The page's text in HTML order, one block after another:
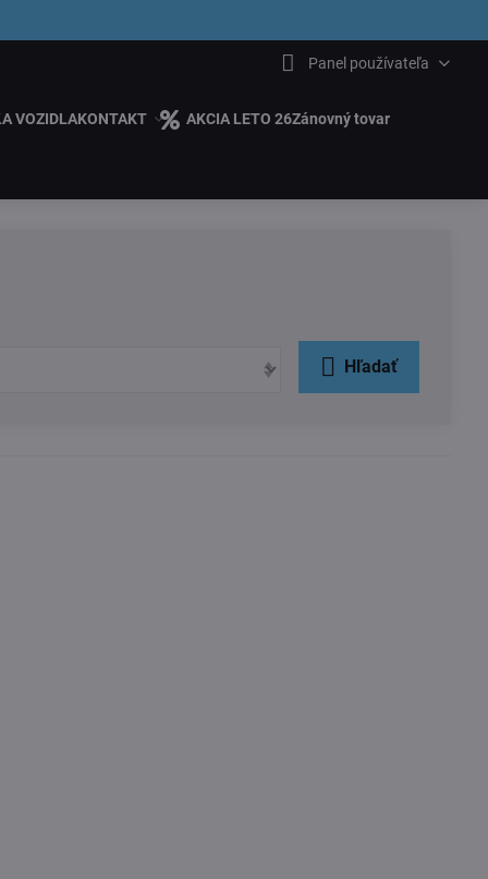
Panel používateľa
VOZIDLAKONTAKT AKCIA LETO 26Zánovný tovar
Hľadať